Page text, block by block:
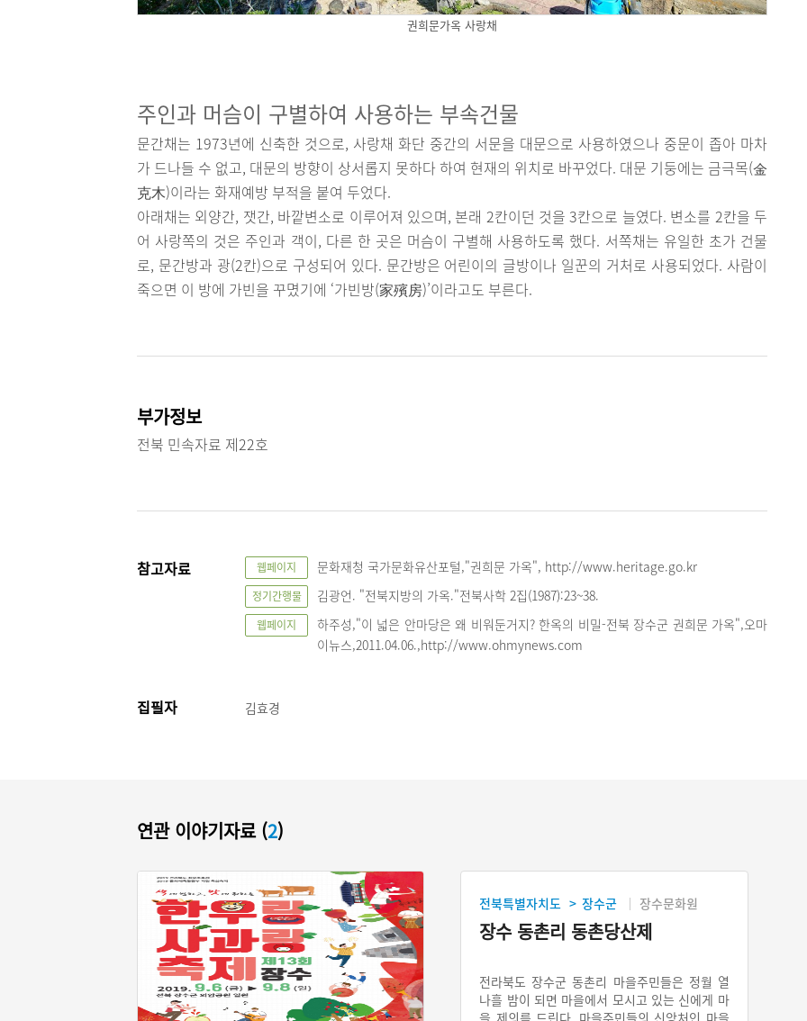
권희문가옥 사랑채
주인과 머슴이 구별하여 사용하는 부속건물
문간채는 1973년에 신축한 것으로, 사랑채 화단 중간의 서문을 대문으로 사용하였으나 중문이 좁아 마차
가 드나들 수 없고, 대문의 방향이 상서롭지 못하다 하여 현재의 위치로 바꾸었다. 대문 기둥에는 금극목(金
克木)이라는 화재예방 부적을 붙여 두었다.
아래채는 외양간, 잿간, 바깥변소로 이루어져 있으며, 본래 2칸이던 것을 3칸으로 늘였다. 변소를 2칸을 두
어 사랑쪽의 것은 주인과 객이, 다른 한 곳은 머슴이 구별해 사용하도록 했다. 서쪽채는 유일한 초가 건물
로, 문간방과 광(2칸)으로 구성되어 있다. 문간방은 어린이의 글방이나 일꾼의 거처로 사용되었다. 사람이
죽으면 이 방에 가빈을 꾸몄기에 ‘가빈방(家殯房)’이라고도 부른다.
부가정보
전북 민속자료 제22호
참고자료 웹페이지 문화재청 국가문화유산포털,"권희문 가옥", http://www.heritage.go.kr
정기간행물 김광언. "전북지방의 가옥."전북사학 2집(1987):23~38.
웹페이지
하주성,"이 넓은 안마당은 왜 비워둔거지? 한옥의 비밀-전북 장수군 권희문 가옥",오마
이뉴스,2011.04.06.,http://www.ohmynews.com
집필자 김효경
연관 이야기자료 (2)
전북특별자치도 > 장수군 장수문화원
장수 동촌리 동촌당산제
전라북도 장수군 동촌리 마을주민들은 정월 열
나흘 밤이 되면 마을에서 모시고 있는 신에게 마